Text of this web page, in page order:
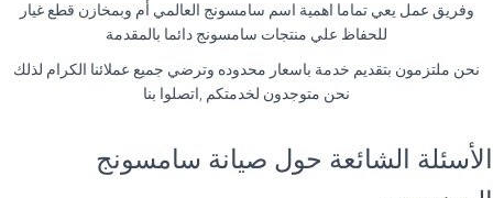
وفريق عمل يعي تماما اهمية اسم سامسونج العالمي أم وبمخازن قطع غيار
للحفاظ علي منتجات سامسونج دائما بالمقدمة
نحن ملتزمون بتقديم خدمة باسعار محدوده وترضي جميع عملائنا الكرام لذلك
نحن متوجدون لخدمتكم ,اتصلوا بنا
الأسئلة الشائعة حول صيانة سامسونج